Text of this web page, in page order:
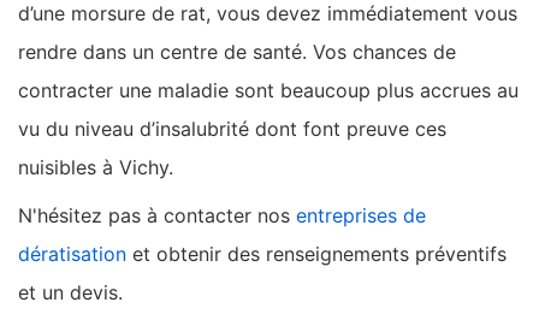
d’une morsure de rat, vous devez immédiatement vous
rendre dans un centre de santé. Vos chances de
contracter une maladie sont beaucoup plus accrues au
vu du niveau d’insalubrité dont font preuve ces
nuisibles à Vichy.
N'hésitez pas à contacter nos entreprises de
dératisation et obtenir des renseignements préventifs
et un devis.